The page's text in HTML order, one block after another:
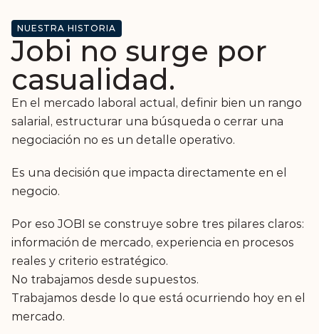
NUESTRA HISTORIA
Jobi no surge por
casualidad.
En el mercado laboral actual, definir bien un rango
salarial, estructurar una búsqueda o cerrar una
negociación no es un detalle operativo.
Es una decisión que impacta directamente en el
negocio.
Por eso JOBI se construye sobre tres pilares claros:
información de mercado, experiencia en procesos
reales y criterio estratégico.
No trabajamos desde supuestos.
Trabajamos desde lo que está ocurriendo hoy en el
mercado.